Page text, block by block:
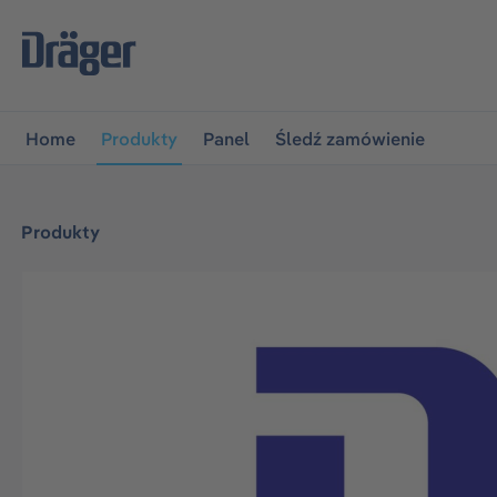
do głównej nawigacji
Home Produkty Panel Śledź zamówienie
Produkty